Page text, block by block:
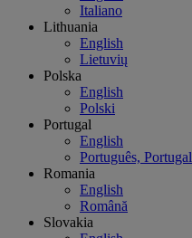
Italiano
Lithuania
English
Lietuvių
Polska
English
Polski
Portugal
English
Português, Portugal
Romania
English
Română
Slovakia